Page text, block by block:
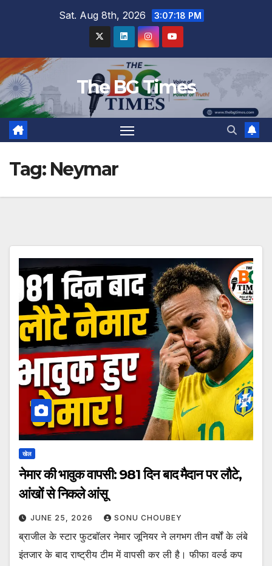
Sat. Aug 8th, 2026 3:07:19 PM
The BG Times
Tag: Neymar
खेल
नेमार की भावुक वापसी: 981 दिन बाद मैदान पर लौटे,
आंखों से निकले आंसू
JUNE 25, 2026 SONU CHOUBEY
ब्राजील के स्टार फुटबॉलर नेमार जूनियर ने लगभग तीन वर्षों के लंबे
इंतजार के बाद राष्ट्रीय टीम में वापसी कर ली है। फीफा वर्ल्ड कप